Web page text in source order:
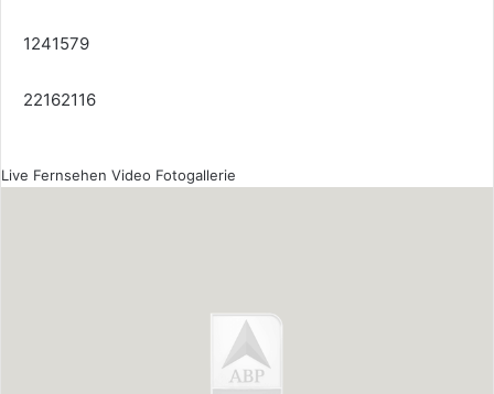
1241579
22162116
Live Fernsehen Video Fotogallerie